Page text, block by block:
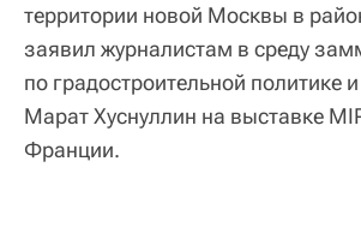
территории новой Москвы в
заявил журналистам в среду
по градостроительной политике
Марат Хуснуллин на выставке
Франции.